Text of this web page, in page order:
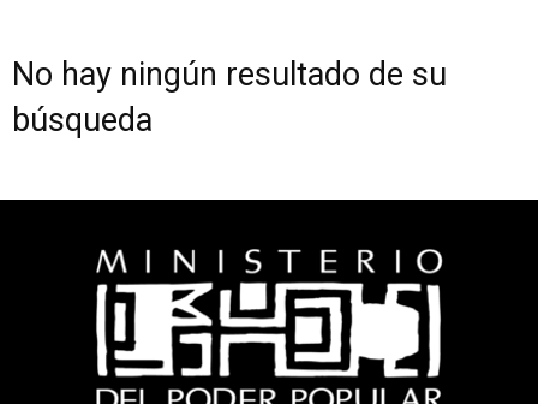
No hay ningún resultado de su
búsqueda